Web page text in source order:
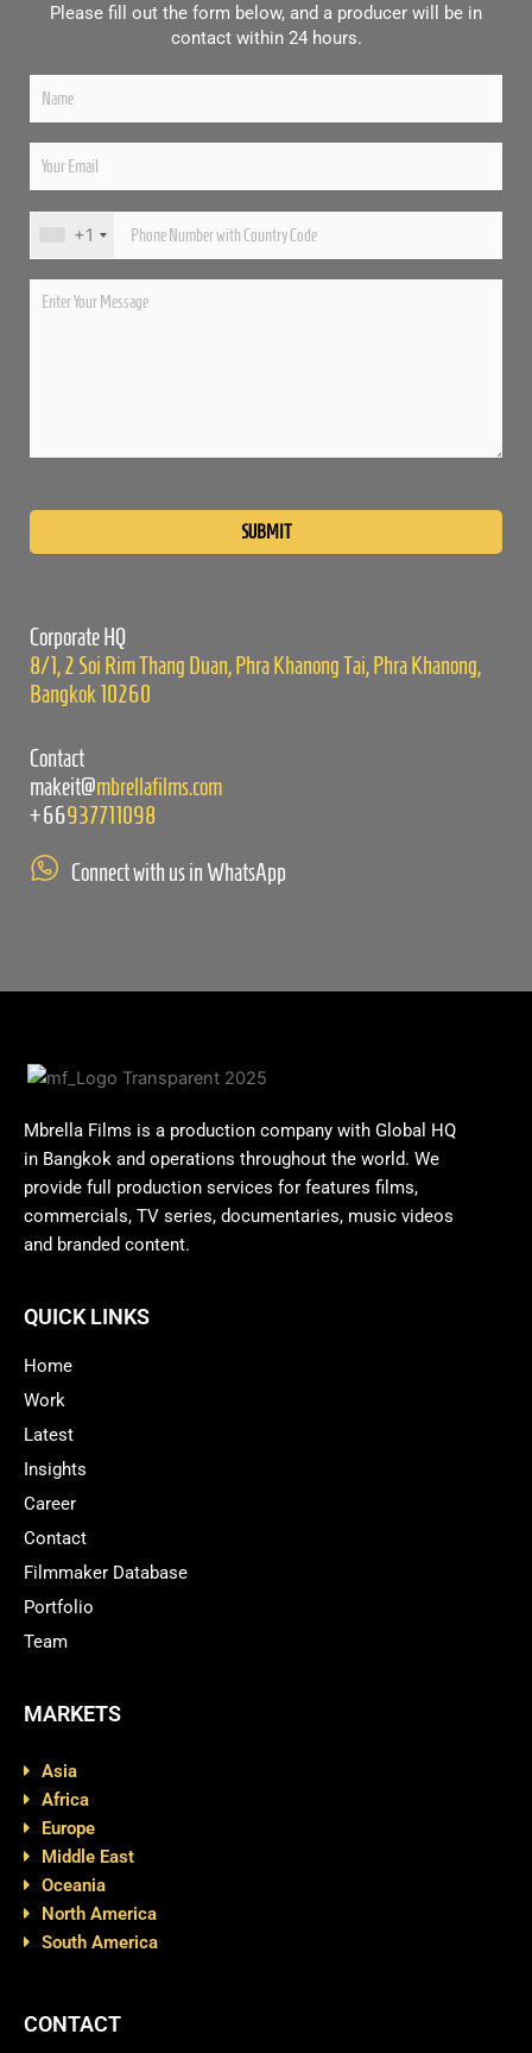
Please fill out the form below, and a producer will be in
contact within 24 hours.
+1
Corporate HQ
8/1, 2 Soi Rim Thang Duan, Phra Khanong Tai, Phra Khanong,
Bangkok 10260
Contact
makeit@mbrellafilms.com
+66937711098
Connect with us in WhatsApp
Mbrella Films is a production company with Global HQ
in Bangkok and operations throughout the world. We
provide full production services for features films,
commercials, TV series, documentaries, music videos
and branded content.
QUICK LINKS
Home
Work
Latest
Insights
Career
Contact
Filmmaker Database
Portfolio
Team
MARKETS
Asia
Africa
Europe
Middle East
Oceania
North America
South America
CONTACT